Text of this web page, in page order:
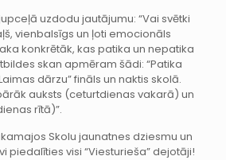
uzdodu jautājumu: “Vai svētki
vienbalsīgs un ļoti emocionāls
konkrētāk, kas patika un nepatika
skan apmēram šādi: “Patika
dārzu” fināls un naktis skolā.
auksts (ceturtdienas vakarā) un
rītā)”.
Skolu jaunatnes dziesmu un
piedalīties visi “Viesturieša” dejotāji!